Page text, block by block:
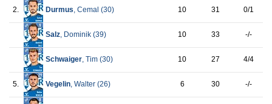
2. Durmus, Cemal (30) 10 31 0/1
Salz, Dominik (39) 10 33 -/-
Schwaiger, Tim (30) 10 27 4/4
5. Vegelin, Walter (26) 6 30 -/-